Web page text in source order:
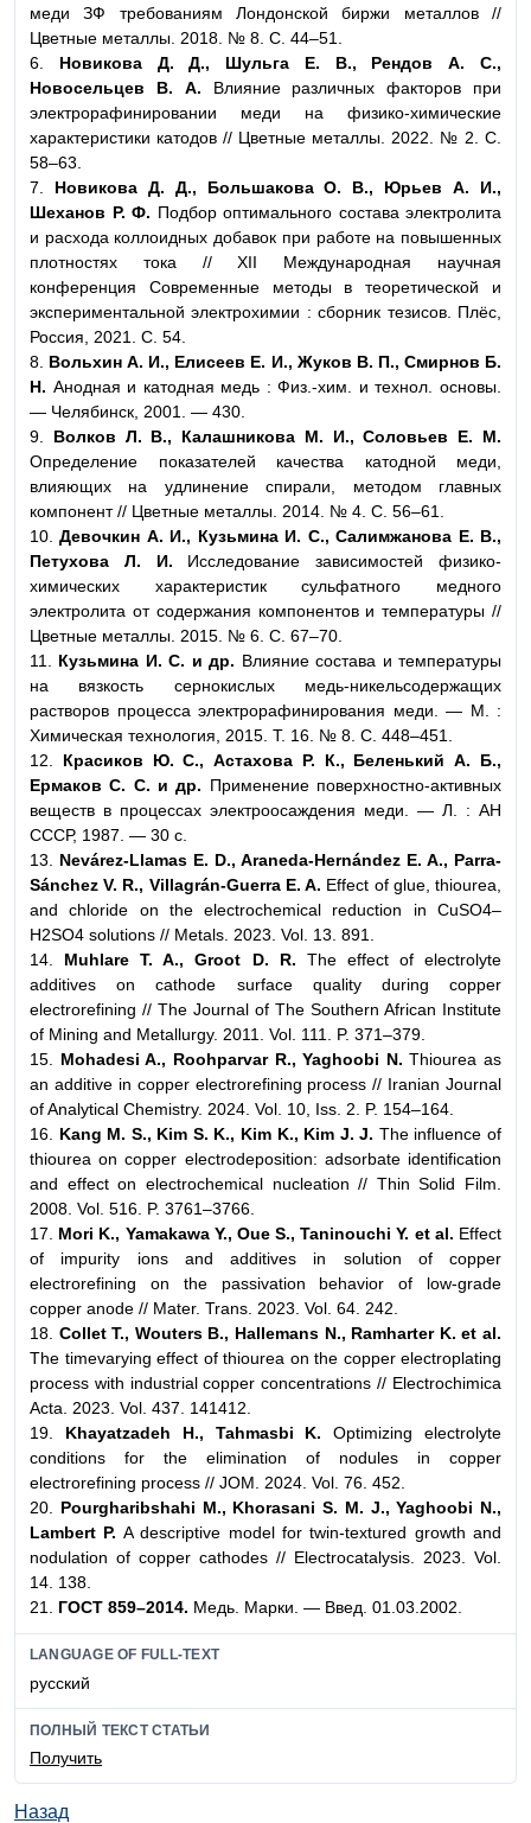
меди ЗФ требованиям Лондонской биржи металлов //
Цветные металлы. 2018. № 8. С. 44–51.
6. Новикова Д. Д., Шульга Е. В., Рендов А. С.,
Новосельцев В. А. Влияние различных факторов при
электрорафинировании меди на физико-химические
характеристики катодов // Цветные металлы. 2022. № 2. С.
58–63.
7. Новикова Д. Д., Большакова О. В., Юрьев А. И.,
Шеханов Р. Ф. Подбор оптимального состава электролита
и расхода коллоидных добавок при работе на повышенных
плотностях тока // XII Международная научная
конференция Современные методы в теоретической и
экспериментальной электрохимии : сборник тезисов. Плёс,
Россия, 2021. С. 54.
8. Вольхин А. И., Елисеев Е. И., Жуков В. П., Смирнов Б.
Н. Анодная и катодная медь : Физ.-хим. и технол. основы.
— Челябинск, 2001. — 430.
9. Волков Л. В., Калашникова М. И., Соловьев Е. М.
Определение показателей качества катодной меди,
влияющих на удлинение спирали, методом главных
компонент // Цветные металлы. 2014. № 4. С. 56–61.
10.Девочкин А. И., Кузьмина И. С., Салимжанова Е. В.,
Петухова Л. И. Исследование зависимостей физико-
химических характеристик сульфатного медного
электролита от содержания компонентов и температуры //
Цветные металлы. 2015. № 6. С. 67–70.
11.
Кузьмина И. С. и др. Влияние состава и температуры
на вязкость сернокислых медь-никельсодержащих
растворов процесса электрорафинирования меди. — М. :
Химическая технология, 2015. Т. 16. № 8. С. 448–451.
12.
Красиков Ю. С., Астахова Р. К., Беленький А. Б.,
Ермаков С. С. и др. Применение поверхностно-активных
веществ в процессах электроосаждения меди. — Л. : АН
СССР, 1987. — 30 с.
13. Nevárez-Llamas E. D., Araneda-Hernández E. A., Parra-
Sánchez V. R., Villagrán-Guerra E. A. Effect of glue, thiourea,
and chloride on the electrochemical reduction in CuSO4–
H2SO4 solutions // Metals. 2023. Vol. 13. 891.
14. Muhlare T. A., Groot D. R. The effect of electrolyte
additives on cathode surface quality during copper
electrorefining // The Journal of The Southern African Institute
of Mining and Metallurgy. 2011. Vol. 111. P. 371–379.
15. Mohadesi A., Roohparvar R., Yaghoobi N. Thiourea as
an additive in copper electrorefining process // Iranian Journal
of Analytical Chemistry. 2024. Vol. 10, Iss. 2. P. 154–164.
16.
Kang M. S., Kim S. K., Kim K., Kim J. J. The influence of
thiourea on copper electrodeposition: adsorbate identification
and effect on electrochemical nucleation // Thin Solid Film.
2008. Vol. 516. P. 3761–3766.
17. Mori K., Yamakawa Y., Oue S., Taninouchi Y. et al. Effect
of impurity ions and additives in solution of copper
electrorefining on the passivation behavior of low-grade
copper anode // Mater. Trans. 2023. Vol. 64. 242.
18. Collet T., Wouters B., Hallemans N., Ramharter K. et al.
The timevarying effect of thiourea on the copper electroplating
process with industrial copper concentrations // Electrochimica
Acta. 2023. Vol. 437. 141412.
19. Khayatzadeh H., Tahmasbi K. Optimizing electrolyte
conditions for the elimination of nodules in copper
electrorefining process // JOM. 2024. Vol. 76. 452.
20.
Pourgharibshahi M., Khorasani S. M. J., Yaghoobi N.,
Lambert P. A descriptive model for twin-textured growth and
nodulation of copper cathodes // Electrocatalysis. 2023. Vol.
14. 138.
21.
ГОСТ 859–2014. Медь. Марки. — Введ. 01.03.2002.
LANGUAGE OF FULL-TEXT
русский
ПОЛНЫЙ ТЕКСТ СТАТЬИ
Получить
Назад